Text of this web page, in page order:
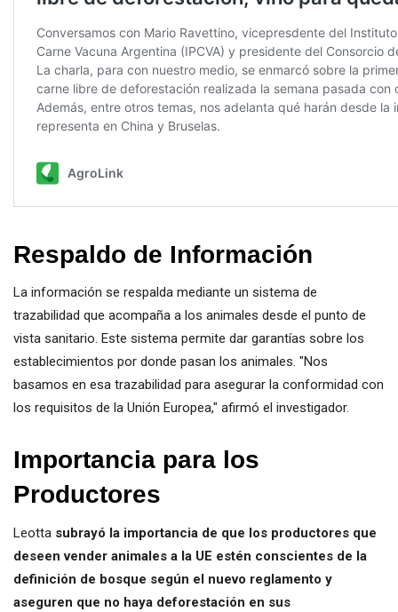
Respaldo de Información
La información se respalda mediante un sistema de
trazabilidad que acompaña a los animales desde el punto de
vista sanitario. Este sistema permite dar garantías sobre los
establecimientos por donde pasan los animales. "Nos
basamos en esa trazabilidad para asegurar la conformidad con
los requisitos de la Unión Europea," afirmó el investigador.
Importancia para los
Productores
Leotta subrayó la importancia de que los productores que
deseen vender animales a la UE estén conscientes de la
definición de bosque según el nuevo reglamento y
aseguren que no haya deforestación en sus